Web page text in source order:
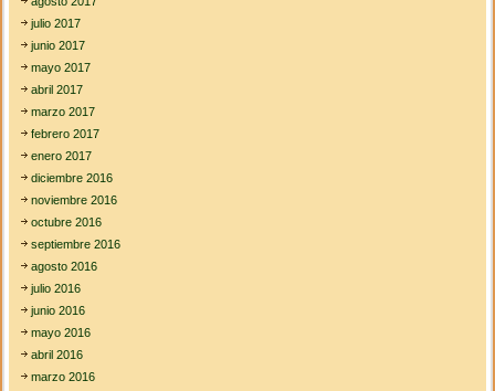
julio 2017
junio 2017
mayo 2017
abril 2017
marzo 2017
febrero 2017
enero 2017
diciembre 2016
noviembre 2016
octubre 2016
septiembre 2016
agosto 2016
julio 2016
junio 2016
mayo 2016
abril 2016
marzo 2016